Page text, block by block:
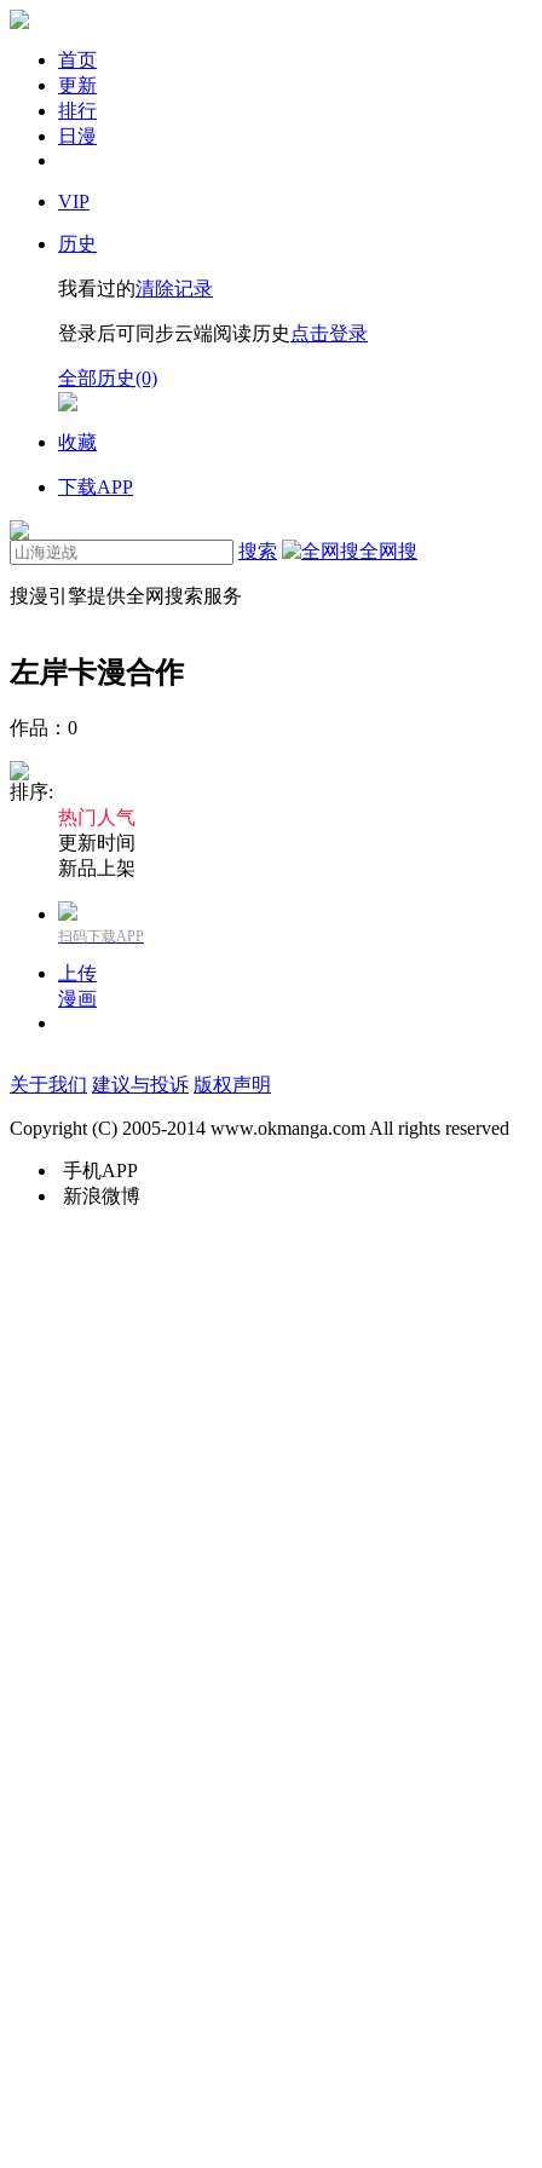
首页
更新
排行
日漫
VIP
历史
我看过的清除记录
登录后可同步云端阅读历史 点击登录
全部历史(0)
收藏
下载APP
搜索 全网搜
搜漫引擎提供全网搜索服务
左岸卡漫合作
作品： 0
排序:
热门人气
更新时间
新品上架
扫码下载APP
上传
漫画
关于我们 建议与投诉 版权声明
Copyright (C) 2005-2014 www.okmanga.com All rights reserved
手机APP
新浪微博